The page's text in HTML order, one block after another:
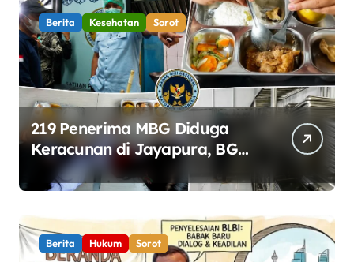
Berita Kesehatan Sorot
219 Penerima MBG Diduga
Keracunan di Jayapura, BGN
Perketat Pengawasan
Keamanan Pangan
Berita Hukum Sorot